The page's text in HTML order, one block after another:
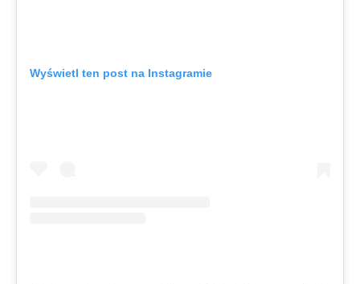
Wyświetl ten post na Instagramie